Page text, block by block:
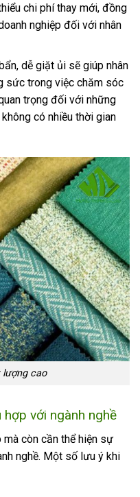
chi phí thay mới, đồng
nghiệp đối với nhân
dễ giặt ủi sẽ giúp nhân
sức trong việc chăm sóc
trọng đối với những
có nhiều thời gian
lượng cao
hợp với ngành nghề
còn cần thể hiện sự
nghề. Một số lưu ý khi